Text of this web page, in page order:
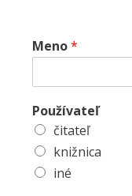
Meno*
Používateľ
čitateľ
knižnica
iné